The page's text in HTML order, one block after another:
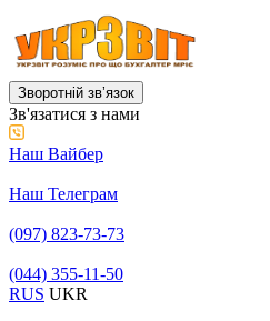
Зворотній звʼязок
Зв'язатися з нами
Наш Вайбер
Наш Телеграм
(097) 823-73-73
(044) 355-11-50
RUS UKR